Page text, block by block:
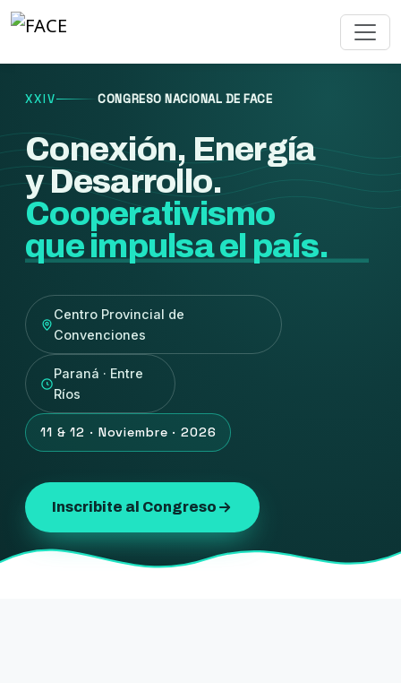
XXIV CONGRESO NACIONAL DE FACE
Conexión, Energía
y Desarrollo.
Cooperativismo
que impulsa el país.
Centro Provincial de
Convenciones
Paraná · Entre
Ríos
11 & 12 · Noviembre · 2026
Inscribite al Congreso